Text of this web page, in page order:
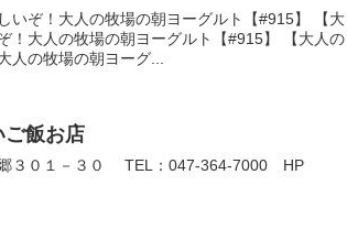
いぞ！大人の牧場の朝ヨーグルト【#915】 【大
！大人の牧場の朝ヨーグルト【#915】 【大人の
人の牧場の朝ヨーグ...
飯お店
３０１－３０ TEL：047-364-7000 HP